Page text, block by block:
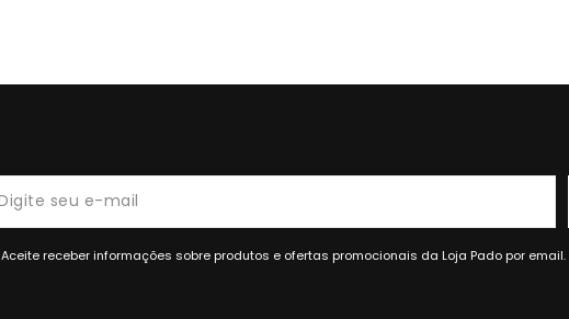
Aceite receber informações sobre produtos e ofertas promocionais da Loja Pado por email.